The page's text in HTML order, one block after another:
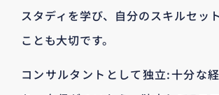
スタディを学び、自分のスキルセッ
ことも大切です。
コンサルタントとして独立:十分な